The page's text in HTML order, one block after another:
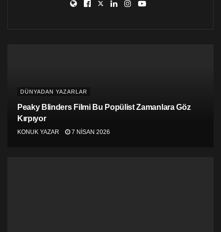
DÜNYADAN YAZARLAR
Peaky Blinders Filmi Bu Popülist Zamanlara Göz
Kırpıyor
KONUK YAZAR 7 NISAN 2026